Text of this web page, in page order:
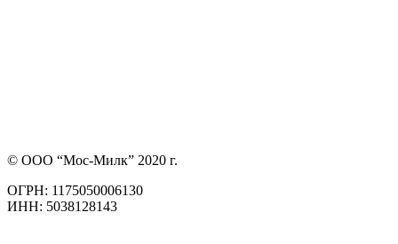
© ООО “Мос-Милк” 2020 г.
ОГРН: 1175050006130
ИНН: 5038128143